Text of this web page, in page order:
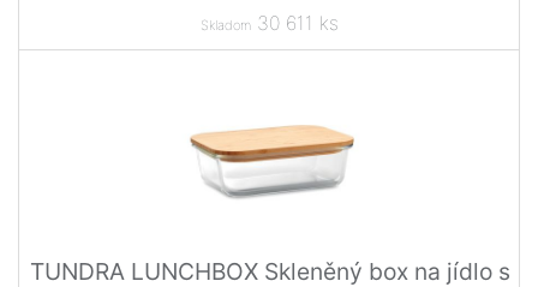
Skladom 30 611 ks
TUNDRA LUNCHBOX Skleněný box na jídlo s